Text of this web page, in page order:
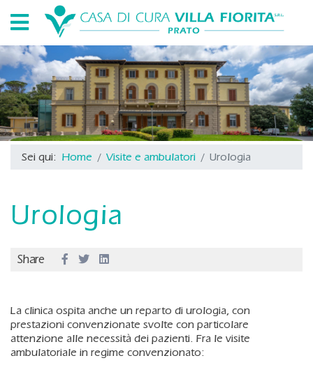
Sei qui: Home Visite e ambulatori Urologia
Urologia
Share
La clinica ospita anche un reparto di urologia, con
prestazioni convenzionate svolte con particolare
attenzione alle necessità dei pazienti. Fra le visite
ambulatoriale in regime convenzionato: